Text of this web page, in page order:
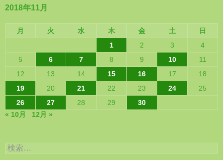
2018年11月
月 火 水 木 金 土
日
1
2 3
4
5
6 7 8 9 10
11
12
13 14 15 16 17
18
19
20 21 22 23 24
25
26
27 28 29
30
« 10月
12月 »
検
索: